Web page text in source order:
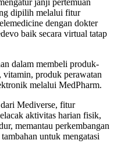
janji pertemuan
dipilih melalui fitur
dengan dokter
baik secara virtual tatap
dalam membeli produk-
vitamin, produk perawatan
melalui MedPharm.
Mediverse, fitur
aktivitas harian fisik,
memantau perkembangan
untuk mengatasi